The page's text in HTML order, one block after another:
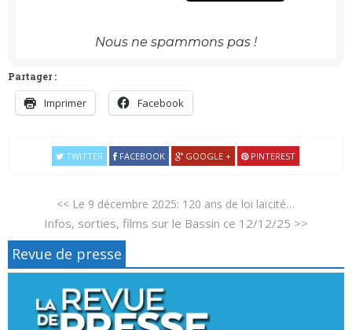
Nous ne spammons pas !
Partager :
Imprimer Facebook
TWITTER FACEBOOK GOOGLE + PINTEREST
<< Le 9 décembre 2025: 120 ans de loi laïcité…
Infos, sorties, films sur le Bassin ce 12/12/25 >>
Revue de presse